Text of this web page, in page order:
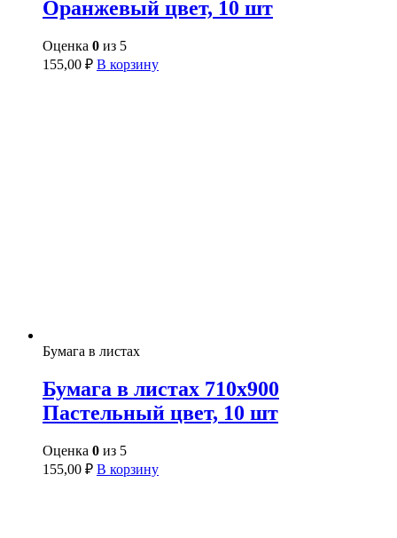
Оранжевый цвет, 10 шт
Оценка 0 из 5
155,00 ₽ В корзину
Бумага в листах
Бумага в листах 710х900
Пастельный цвет, 10 шт
Оценка 0 из 5
155,00 ₽ В корзину